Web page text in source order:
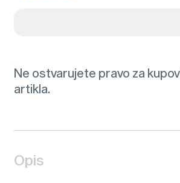
Ne ostvarujete pravo za
artikla.
Opis